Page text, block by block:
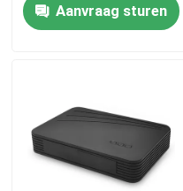
Contacteer ons
Televisie Hoogste Doos
De Vastgestelde
Aanvraag sturen